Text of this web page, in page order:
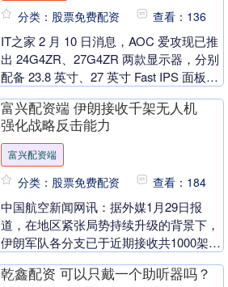
分类：股票免费配资 查看：136
IT之家 2 月 10 日消息，AOC 爱攻现已推
出 24G4ZR、27G4ZR 两款显示器，分别
配备 23.8 英寸、27 英寸 Fast IPS 面板，
富兴配资端 伊朗接收千架无人机
强化战略反击能力
富兴配资端
分类：股票免费配资 查看：184
中国航空新闻网讯：据外媒1月29日报
道，在地区紧张局势持续升级的背景下，
伊朗军队各分支已于近期接收共1000架无
称，若伊朗拒绝....
乾鑫配资 可以只戴一个助听器吗？